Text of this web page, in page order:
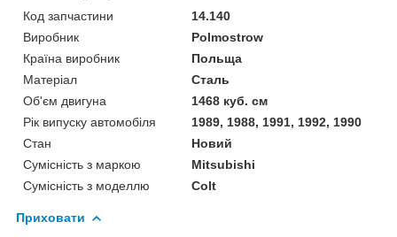
Код запчастини
14.140
Виробник
Polmostrow
Країна виробник
Польща
Матеріал
Сталь
Об'єм двигуна
1468 куб. см
Рік випуску автомобіля
1989, 1988, 1991, 1992, 1990
Стан
Новий
Сумісність з маркою
Mitsubishi
Сумісність з моделлю
Colt
Приховати